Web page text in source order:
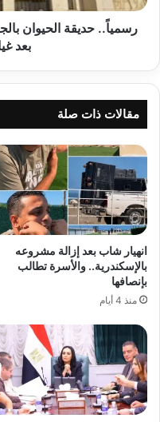
بعد
غياب
رسمياً.. حديقة الحيوان
بعد غياب
مقالات ذات صلة
انهيار شاب بعد إزالة مشروعه
بالإسكندرية.. والأسرة تطالب
بإنصافها
منذ 4 أيام